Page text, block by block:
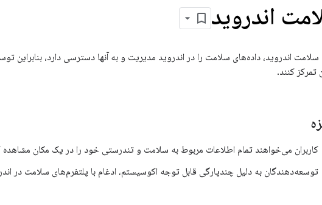
اندروید
اندروید، داده‌های سلامت را در اندروید مدیریت و به آنها دسترسی دارد، بنابراین
تمرکز کنند.
کاربران می‌خواهند تمام اطلاعات مربوط به سلامت و تندرستی خود را در یک مکان مشاهده
توسعه‌دهندگان به دلیل چندپارگی قابل توجه اکوسیستم، ادغام با پلتفرم‌های سلامت در